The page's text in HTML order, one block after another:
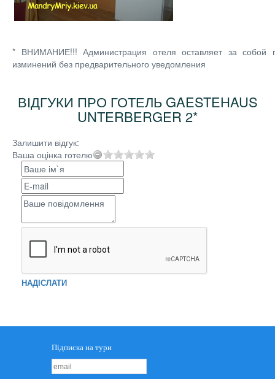
* ВНИМАНИЕ!!! Администрация отеля оставляет за собой
изминений без предварительного уведомления
ВІДГУКИ ПРО ГОТЕЛЬ GAESTEHAUS
UNTERBERGER 2*
Залишити відгук:
Ваша оцінка готелю
НАДІСЛАТИ